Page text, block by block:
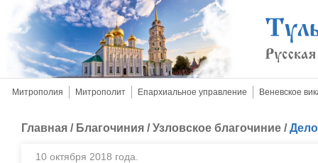
Митрополия Митрополит Епархиальное управление Веневское
Главная / Благочиния /Узловское благочиние /
10 октября 2018 года.